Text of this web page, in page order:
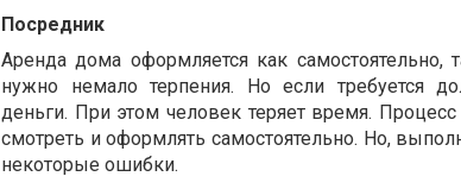
Посредник
Аренда дома оформляется как
нужно немало терпения. Но если требуется
деньги. При этом человек теряет время.
смотреть и оформлять самостоятельно. Но,
некоторые ошибки.